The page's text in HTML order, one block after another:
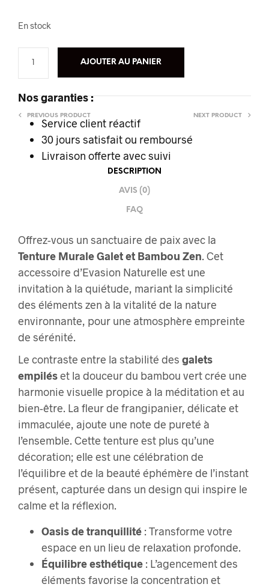
En stock
AJOUTER AU PANIER
Nos garanties :
Service client réactif
30 jours satisfait ou remboursé
Livraison offerteavec suivi
PREVIOUS PRODUCT NEXT PRODUCT
DESCRIPTION
AVIS (0)
FAQ
Offrez-vous un sanctuaire de paix avec la
Tenture Murale Galet et Bambou Zen. Cet
accessoire d’Evasion Naturelle est une
invitation à la quiétude, mariant la simplicité
des éléments zen à la vitalité de la nature
environnante, pour une atmosphère empreinte
de sérénité.
Le contraste entre la stabilité des galets
empiléset la douceur du bambou vert crée une
harmonie visuelle propice à la méditation et au
bien-être. La fleur de frangipanier, délicate et
immaculée, ajoute une note de pureté à
l’ensemble. Cette tenture est plus qu’une
décoration; elle est une célébration de
l’équilibre et de la beauté éphémère de l’instant
présent, capturée dans un design qui inspire le
calme et la réflexion.
Oasis de tranquillité : Transforme votre
espace en un lieu de relaxation profonde.
Équilibre esthétique : L’agencement des
éléments favorise la concentration et